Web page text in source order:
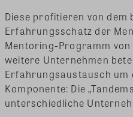
Diese profitieren von dem
Erfahrungsschatz der
Mentoring-Programm
weitere Unternehmen
Erfahrungsaustausch um
Komponente: Die
unterschiedliche